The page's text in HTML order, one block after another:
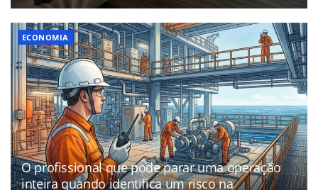
ECONOMIA
O profissional que pode parar uma operação
inteira quando identifica um risco na